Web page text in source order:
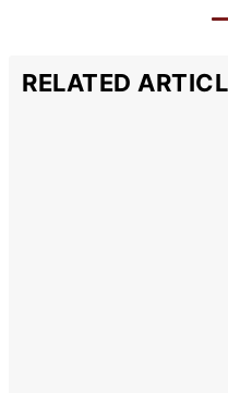
RELATED